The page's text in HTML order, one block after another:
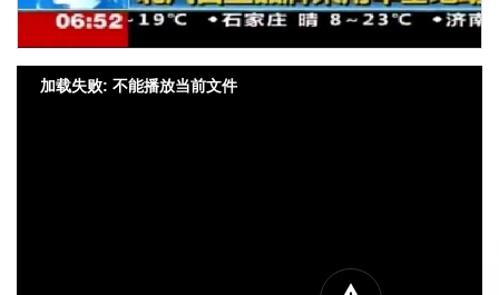
加载失败: 不能播放当前文件